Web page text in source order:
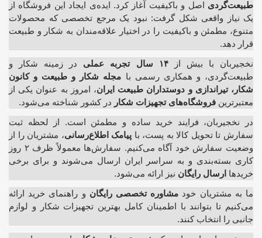
طبیعت‌گردی اصل و باکیفیت آغاز کرد. ایده‌ی ایجاد این فروشگاه از
یک نیاز واقعی شکل گرفت: نبود یک مرجع تخصصی که محصولات
متنوع، مطمئن و باکیفیت را در اختیار علاقه‌مندان به شکار و طبیعت
قرار دهد.
نخجیربان با بیش از
۱۴ سال تجربه عملی
در زمینه شکار و
طبیعت‌گردی، و همکاری رسمی با مجله شکار و طبیعت و کانون
شکار، تیراندازی و دوستداران طبیعت ایران، امروز به عنوان یکی از
معتبرترین فروشگاه‌های تجهیزات شکار در کشور شناخته می‌شود.
در نخجیربان، فرایند خرید ساده و مطمئن است. از لحظه ثبت
سفارش تا تحویل کالا به پست، با پیامک اطلاع‌رسانی، مشتریان را از
وضعیت سفارش خود آگاه می‌کنیم. سفارش‌ها معمولاً ظرف ۲ روز
کاری بسته‌بندی و به سراسر ایران ارسال می‌شوند و برای برخی
خریدها ارسال رایگان نیز ارائه می‌شود.
ما به مشتریان خود مشاوره تخصصی رایگان و راهنمای خرید ارائه
می‌کنیم تا بتوانند با اطمینان کامل بهترین تجهیزات شکار و لوازم
جانبی را انتخاب کنند.